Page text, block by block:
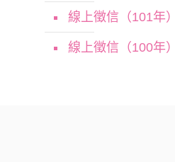
線上徵信（101年）
線上徵信（100年）